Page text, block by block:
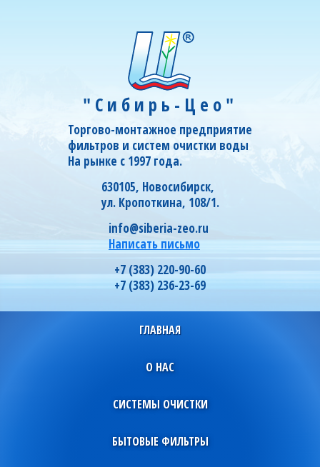
"Сибирь-Цео"
Торгово-монтажное предприятие
фильтров и систем очистки воды
На рынке с 1997 года.
630105, Новосибирск,
ул. Кропоткина, 108/1.
info@siberia-zeo.ru
Написать письмо
+7 (383) 220-90-60
+7 (383) 236-23-69
ГЛАВНАЯ
О НАС
СИСТЕМЫ ОЧИСТКИ
БЫТОВЫЕ ФИЛЬТРЫ